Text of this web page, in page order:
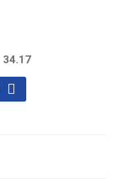
34.17